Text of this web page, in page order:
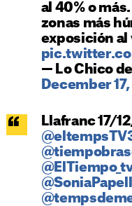
al 40% o
zonas más
exposición al
— Lo Chico
December
Llafranc 17/
@SoniaPapell